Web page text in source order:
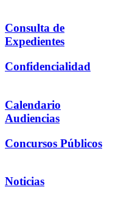
Consulta de
Expedientes
Confidencialidad
Calendario
Audiencias
Concursos Públicos
Noticias